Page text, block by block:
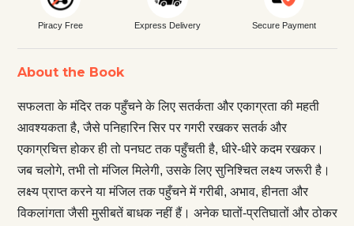
Piracy Free Express Delivery Secure Payment
About the Book
सफलता के मंदिर तक पहुँचने के लिए सतर्कता और एकाग्रता की महती
आवश्यकता है, जैसे पनिहारिन सिर पर गगरी रखकर सतर्क और
एकाग्रचित्त होकर ही तो पनघट तक पहुँचती है, धीरे-धीरे कदम रखकर।
जब चलोगे, तभी तो मंजिल मिलेगी, उसके लिए सुनिश्चित लक्ष्य जरूरी है।
लक्ष्य प्राप्त करने या मंजिल तक पहुँचने में गरीबी, अभाव, हीनता और
विकलांगता जैसी मुसीबतें बाधक नहीं हैं। अनेक घातों-प्रतिघातों और ठोकर